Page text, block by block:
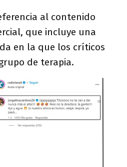
al contenido
que incluye una
en la que los críticos
de terapia.